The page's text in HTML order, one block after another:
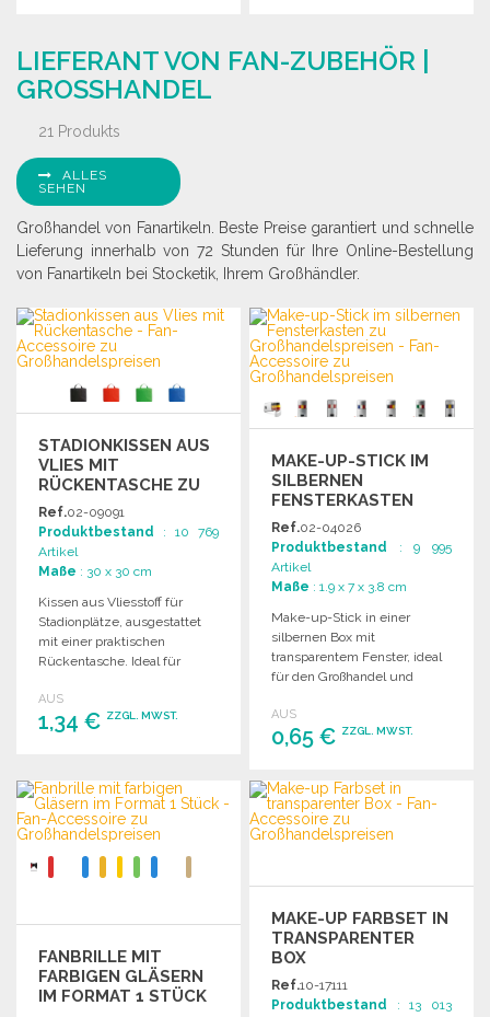
Angebot anfordern Angebot anfordern
LIEFERANT VON FAN-ZUBEHÖR |
GROSSHANDEL
21 Produkts
ALLES
SEHEN
Großhandel von Fanartikeln. Beste Preise garantiert und schnelle
Lieferung innerhalb von 72 Stunden für Ihre Online-Bestellung
von Fanartikeln bei Stocketik, Ihrem Großhändler.
STADIONKISSEN AUS
VLIES MIT
RÜCKENTASCHE ZU
GROSSHANDELSPREISEN
Ref.02-09091
Produktbestand : 10 769
Artikel
Maße : 30 x 30 cm
Kissen aus Vliesstoff für
Stadionplätze, ausgestattet
mit einer praktischen
Rückentasche. Ideal für
Sitzgelegenheiten bei
Veranstaltungen.
AUS
1,34 € ZZGL. MWST.
Angebot anfordern
MAKE-UP-STICK IM
SILBERNEN
FENSTERKASTEN
Ref.02-04026
Produktbestand : 9 995
Artikel
Maße : 1.9 x 7 x 3.8 cm
Make-up-Stick in einer
silbernen Box mit
transparentem Fenster, ideal
für den Großhandel und
AUS
0,65 € ZZGL. MWST.
BESTELLEN
Angebot anfordern
FANBRILLE MIT
FARBIGEN GLÄSERN
IM FORMAT 1 STÜCK
MAKE-UP FARBSET IN
TRANSPARENTER
BOX
Ref.10-17111
Produktbestand : 13 013